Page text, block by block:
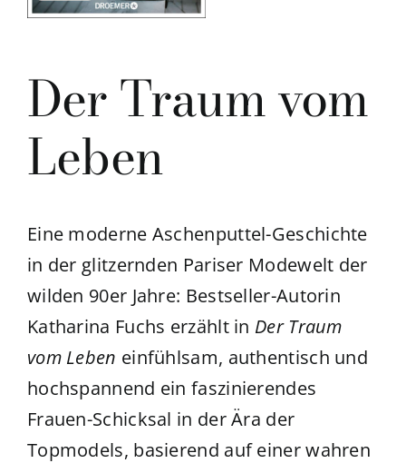
Der Traum vom
Leben
Eine moderne Aschenputtel-Geschichte
in der glitzernden Pariser Modewelt der
wilden 90er Jahre: Bestseller-Autorin
Katharina Fuchs erzählt in Der Traum
vom Leben einfühlsam, authentisch und
hochspannend ein faszinierendes
Frauen-Schicksal in der Ära der
Topmodels, basierend auf einer wahren